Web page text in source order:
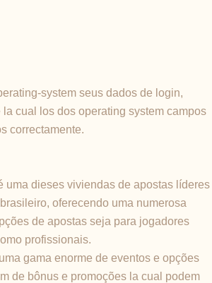
system seus dados de login,
la cual los dos operating system campos
correctamente.
uma dieses viviendas de apostas líderes
oferecendo uma numerosa
de apostas seja para jogadores
profissionais.
gama enorme de eventos e opções
de bônus e promoções la cual podem